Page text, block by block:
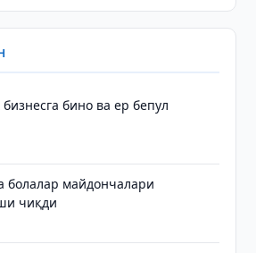
бино ва ер бепул
болалар майдончалари
чиқди